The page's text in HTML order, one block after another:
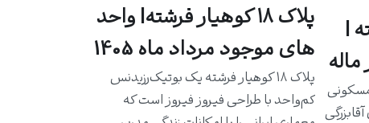
|
پلاک ۱۸ کوهیار فرشته| واحد
های موجود مرداد ماه 1405
پلاک ۱۸ کوهیار فرشته یک بوتیک‌رزیدنس
کم‌واحد با طراحی فیروز فیروز است که